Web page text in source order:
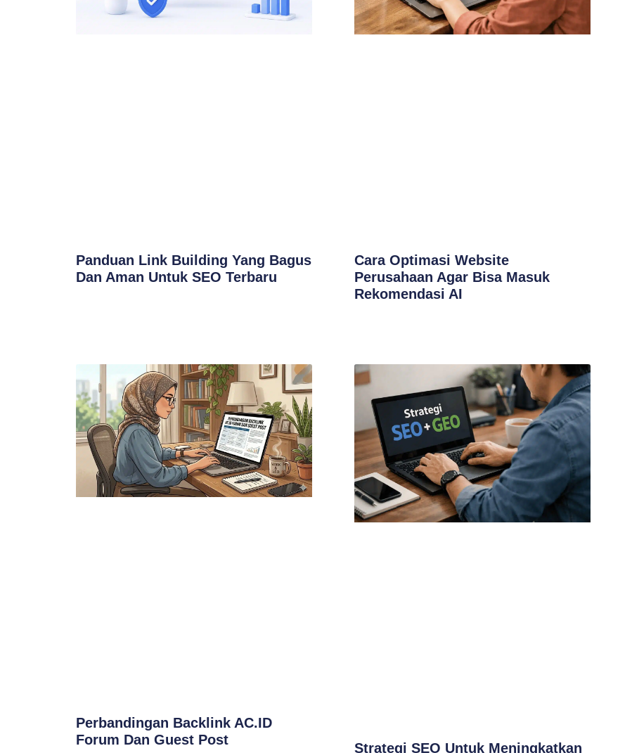
Panduan Link Building Yang Bagus
Dan Aman Untuk SEO Terbaru
Cara Optimasi Website
Perusahaan Agar Bisa Masuk
Rekomendasi AI
Perbandingan Backlink AC.ID
Forum Dan Guest Post
Strategi SEO Untuk Meningkatkan